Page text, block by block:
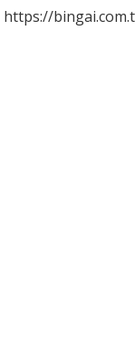
https://